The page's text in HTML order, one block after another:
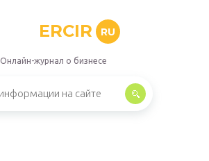
ERCIR RU
Онлайн-журнал о бизнесе